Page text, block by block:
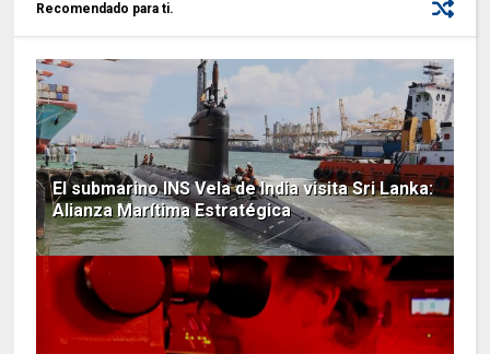
Recomendado para ti.
El submarino INS Vela de India visita Sri Lanka:
Alianza Marítima Estratégica